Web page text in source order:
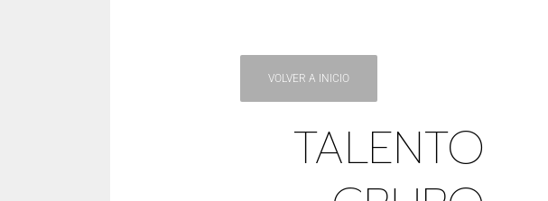
VOLVER A INICIO
TALENTO